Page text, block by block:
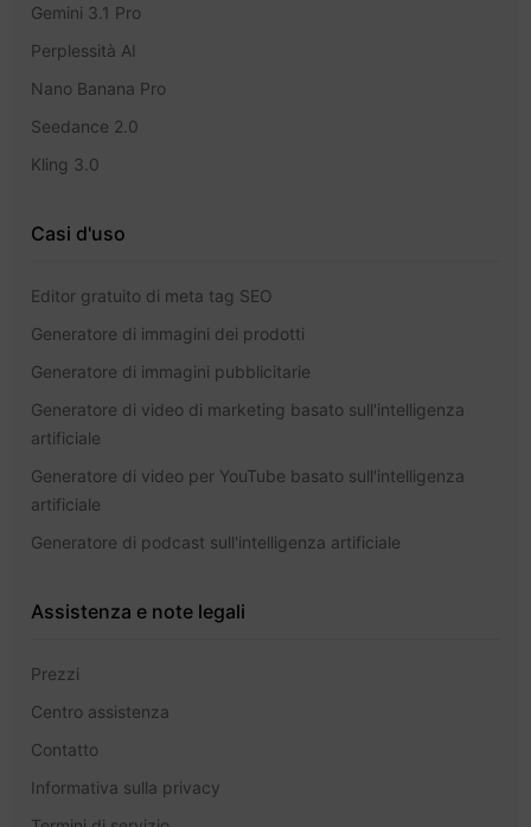
Gemini 3.1 Pro
Perplessità AI
Nano Banana Pro
Seedance 2.0
Kling 3.0
Casi d'uso
Editor gratuito di meta tag SEO
Generatore di immagini dei prodotti
Generatore di immagini pubblicitarie
Generatore di video di marketing basato sull'intelligenza
artificiale
Generatore di video per YouTube basato sull'intelligenza
artificiale
Generatore di podcast sull'intelligenza artificiale
Assistenza e note legali
Prezzi
Centro assistenza
Contatto
Informativa sulla privacy